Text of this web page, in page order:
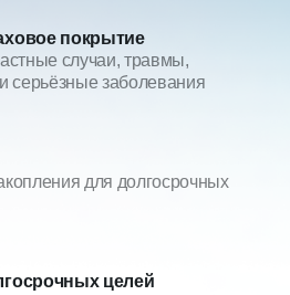
покрытие
случаи, травмы,
серьёзные заболевания
для долгосрочных
целей